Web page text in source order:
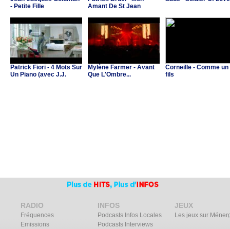
- Petite Fille
Amant De St Jean
Patrick Fiori - 4 Mots Sur
Un Piano (avec J.J.
Mylène Farmer - Avant
Que L'Ombre...
Corneille - Comme un
fils
RADIO
Fréquences
Emissions
INFOS
Podcasts Infos Locales
Podcasts Interviews
JEUX
Les jeux sur